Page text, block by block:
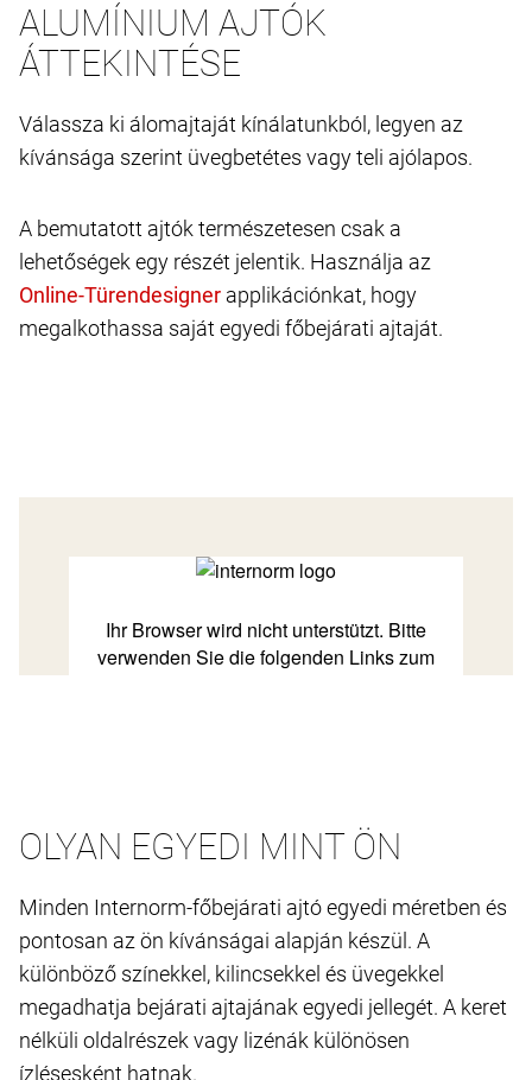
ALUMÍNIUM AJTÓK
ÁTTEKINTÉSE
Válassza ki álomajtaját kínálatunkból, legyen az
kívánsága szerint üvegbetétes vagy teli ajólapos.
A bemutatott ajtók természetesen csak a
lehetőségek egy részét jelentik. Használja az
applikációnkat, hogy
megalkothassa saját egyedi főbejárati ajtaját.
OLYAN EGYEDI MINT ÖN
Minden Internorm-főbejárati ajtó egyedi méretben és
pontosan az ön kívánságai alapján készül. A
különböző színekkel, kilincsekkel és üvegekkel
megadhatja bejárati ajtajának egyedi jellegét. A keret
nélküli oldalrészek vagy lizénák különösen
ízlésesként hatnak.